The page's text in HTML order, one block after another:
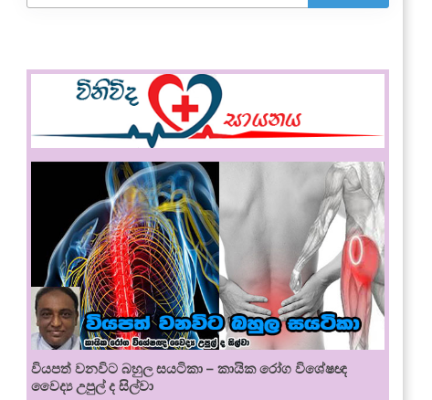
වියපත් වනවිට බහුල සයටිකා – කායික රෝග විශේෂඥ
වෛද්‍ය උපුල් ද සිල්වා